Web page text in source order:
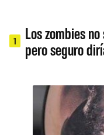
1
Los zombies
pero seguro